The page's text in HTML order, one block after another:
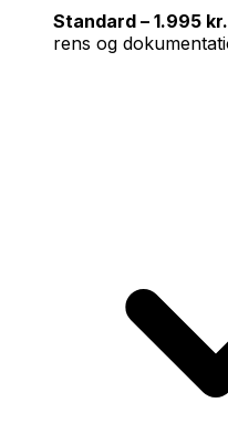
Standard – 1.995
rens og